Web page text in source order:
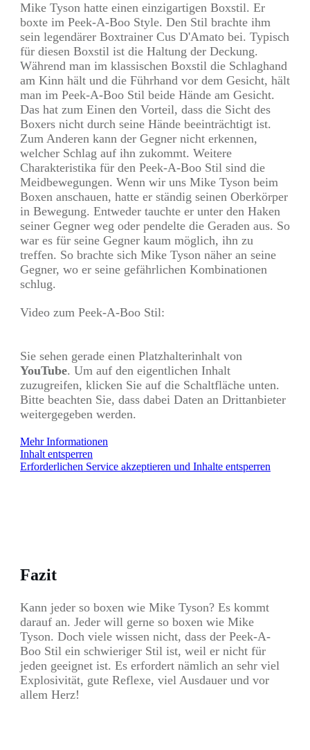
Mike Tyson hatte einen einzigartigen Boxstil. Er
boxte im Peek-A-Boo Style. Den Stil brachte ihm
sein legendärer Boxtrainer Cus D'Amato bei. Typisch
für diesen Boxstil ist die Haltung der Deckung.
Während man im klassischen Boxstil die Schlaghand
am Kinn hält und die Führhand vor dem Gesicht, hält
man im Peek-A-Boo Stil beide Hände am Gesicht.
Das hat zum Einen den Vorteil, dass die Sicht des
Boxers nicht durch seine Hände beeinträchtigt ist.
Zum Anderen kann der Gegner nicht erkennen,
welcher Schlag auf ihn zukommt. Weitere
Charakteristika für den Peek-A-Boo Stil sind die
Meidbewegungen. Wenn wir uns Mike Tyson beim
Boxen anschauen, hatte er ständig seinen Oberkörper
in Bewegung. Entweder tauchte er unter den Haken
seiner Gegner weg oder pendelte die Geraden aus. So
war es für seine Gegner kaum möglich, ihn zu
treffen. So brachte sich Mike Tyson näher an seine
Gegner, wo er seine gefährlichen Kombinationen
schlug.
Video zum Peek-A-Boo Stil:
Sie sehen gerade einen Platzhalterinhalt von
YouTube. Um auf den eigentlichen Inhalt
zuzugreifen, klicken Sie auf die Schaltfläche unten.
Bitte beachten Sie, dass dabei Daten an Drittanbieter
weitergegeben werden.
Mehr Informationen
Inhalt entsperren
Erforderlichen Service akzeptieren und Inhalte entsperren
Fazit
Kann jeder so boxen wie Mike Tyson? Es kommt
darauf an. Jeder will gerne so boxen wie Mike
Tyson. Doch viele wissen nicht, dass der Peek-A-
Boo Stil ein schwieriger Stil ist, weil er nicht für
jeden geeignet ist. Es erfordert nämlich an sehr viel
Explosivität, gute Reflexe, viel Ausdauer und vor
allem Herz!